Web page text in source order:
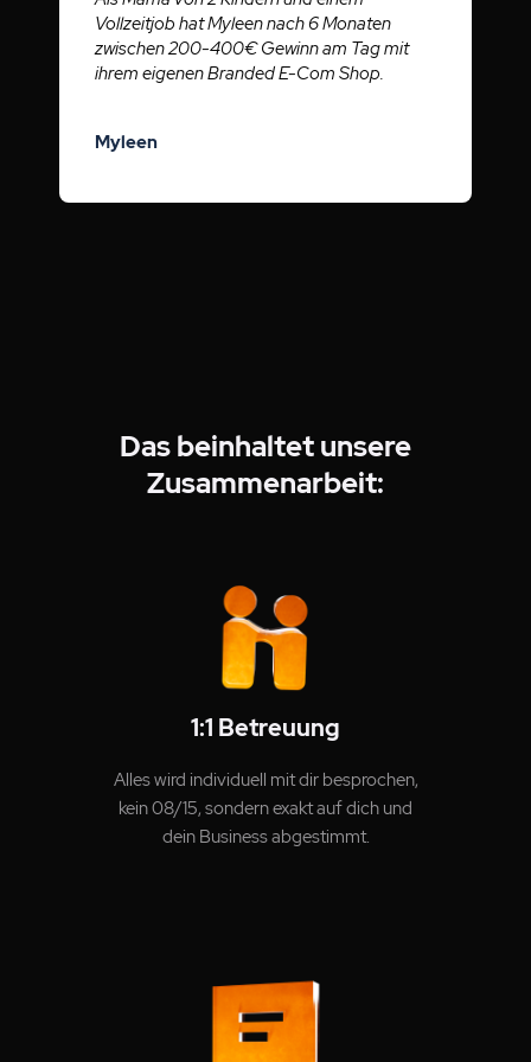
Vollzeitjob hat Myleen nach 6 Monaten
zwischen 200-400€ Gewinn am Tag mit
ihrem eigenen Branded E-Com Shop.
Myleen
Das beinhaltet unsere
Zusammenarbeit:
1:1 Betreuung
Alles wird individuell mit dir besprochen,
kein 08/15, sondern exakt auf dich und
dein Business abgestimmt.